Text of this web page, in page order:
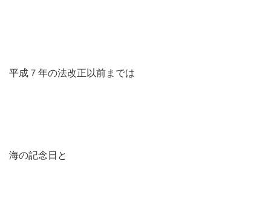
平成７年の法改正以前までは
海の記念日と